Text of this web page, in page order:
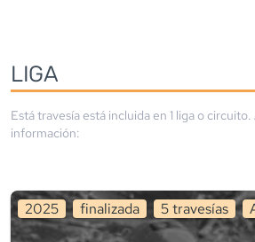
LIGA
Está travesía está incluida en 1 liga o circuito.
información:
2025 finalizada 5travesías